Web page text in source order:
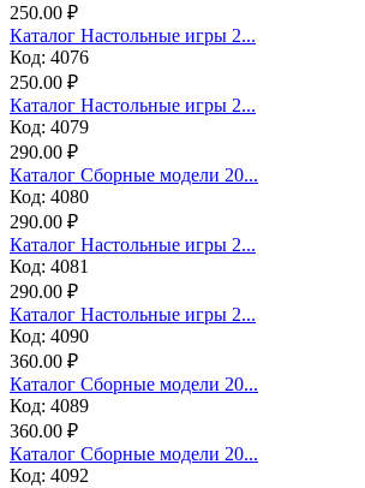
250.00 ₽
Каталог Настольные игры 2...
Код: 4076
250.00 ₽
Каталог Настольные игры 2...
Код: 4079
290.00 ₽
Каталог Сборные модели 20...
Код: 4080
290.00 ₽
Каталог Настольные игры 2...
Код: 4081
290.00 ₽
Каталог Настольные игры 2...
Код: 4090
360.00 ₽
Каталог Сборные модели 20...
Код: 4089
360.00 ₽
Каталог Сборные модели 20...
Код: 4092